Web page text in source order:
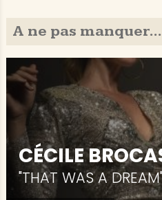
A ne pas manquer...
CÉCILE
"THAT WAS A